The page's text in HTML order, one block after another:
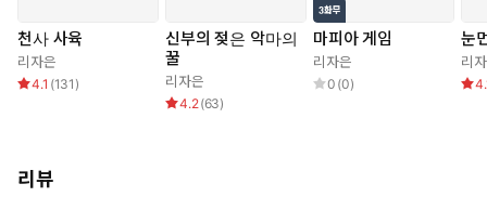
달그락.
천사 사육
리자은
4.1 (131 )
신부의 젖은 악마의
꿀
리자은
4.2(63)
마피아 게임
리자은
0 (0)
눈
리
리뷰